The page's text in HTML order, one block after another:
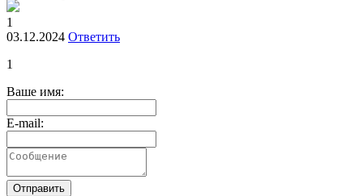
1
03.12.2024 Ответить
1
Ваше имя:
E-mail:
Отправить